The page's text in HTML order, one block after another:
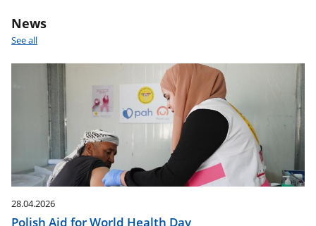
News
See all
28.04.2026
Polish Aid for World Health Day